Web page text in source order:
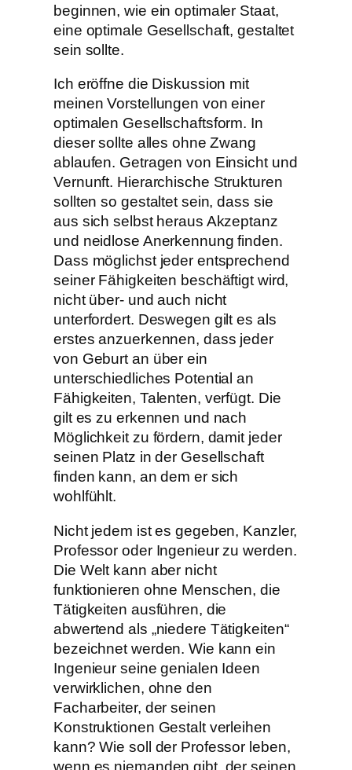
beginnen, wie ein optimaler Staat,
eine optimale Gesellschaft, gestaltet
sein sollte.
Ich eröffne die Diskussion mit
meinen Vorstellungen von einer
optimalen Gesellschaftsform. In
dieser sollte alles ohne Zwang
ablaufen. Getragen von Einsicht und
Vernunft. Hierarchische Strukturen
sollten so gestaltet sein, dass sie
aus sich selbst heraus Akzeptanz
und neidlose Anerkennung finden.
Dass möglichst jeder entsprechend
seiner Fähigkeiten beschäftigt wird,
nicht über- und auch nicht
unterfordert. Deswegen gilt es als
erstes anzuerkennen, dass jeder
von Geburt an über ein
unterschiedliches Potential an
Fähigkeiten, Talenten, verfügt. Die
gilt es zu erkennen und nach
Möglichkeit zu fördern, damit jeder
seinen Platz in der Gesellschaft
finden kann, an dem er sich
wohlfühlt.
Nicht jedem ist es gegeben, Kanzler,
Professor oder Ingenieur zu werden.
Die Welt kann aber nicht
funktionieren ohne Menschen, die
Tätigkeiten ausführen, die
abwertend als „niedere Tätigkeiten“
bezeichnet werden. Wie kann ein
Ingenieur seine genialen Ideen
verwirklichen, ohne den
Facharbeiter, der seinen
Konstruktionen Gestalt verleihen
kann? Wie soll der Professor leben,
wenn es niemanden gibt, der seinen